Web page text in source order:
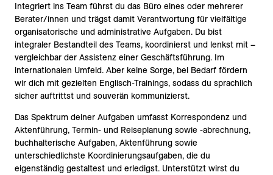
Integriert ins Team führst du das Büro eines oder mehrerer
Berater/innen und trägst damit Verantwortung für vielfältige
organisatorische und administrative Aufgaben. Du bist
integraler Bestandteil des Teams, koordinierst und lenkst mit –
vergleichbar der Assistenz einer Geschäftsführung. Im
internationalen Umfeld. Aber keine Sorge, bei Bedarf fördern
wir dich mit gezielten Englisch-Trainings, sodass du sprachlich
sicher auftrittst und souverän kommunizierst.
Das Spektrum deiner Aufgaben umfasst Korrespondenz und
Aktenführung, Termin- und Reiseplanung sowie -abrechnung,
buchhalterische Aufgaben, Aktenführung sowie
unterschiedlichste Koordinierungsaufgaben, die du
eigenständig gestaltest und erledigst. Unterstützt wirst du